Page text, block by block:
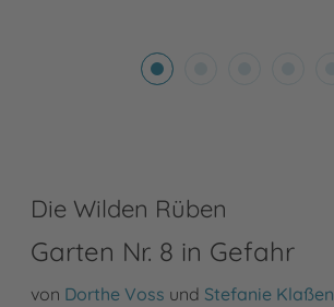
Die Wilden Rüben
Garten Nr. 8 in Gefahr
von Dorthe Voss und Stefanie Klaßen